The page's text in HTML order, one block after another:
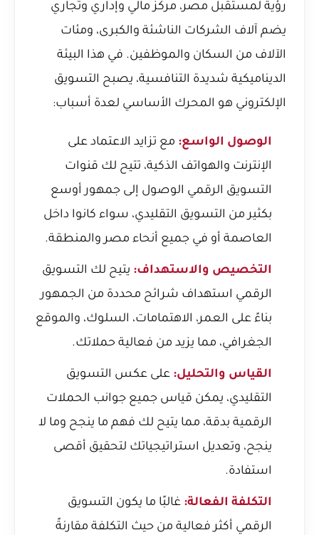
رؤية لمستقبل مصر، مركز مالي وإداري وتجاري
يضم آلاف الشركات الناشئة والكبرى، ومئات
الآلاف من السكان والموظفين. في هذا البيئة
الديناميكية شديدة التنافسية، يصبح التسويق
الإلكتروني هو المحرك الأساسي لعدة أسباب:
الوصول الواسع: مع تزايد الاعتماد على
الإنترنت والهواتف الذكية، تتيح لك قنوات
التسويق الرقمي الوصول إلى جمهور أوسع
بكثير من التسويق التقليدي، سواء كانوا داخل
العاصمة أو في جميع أنحاء مصر والمنطقة.
التخصيص والاستهداف: يتيح لك التسويق
الرقمي استهداف شرائح محددة من الجمهور
بناءً على العمر، الاهتمامات، السلوك، والموقع
الجغرافي، مما يزيد من فعالية حملاتك.
القياس والتحليل: على عكس التسويق
التقليدي، يمكن قياس جميع جوانب الحملات
الرقمية بدقة، مما يتيح لك فهم ما ينجح وما لا
ينجح، وتعديل استراتيجياتك لتحقيق أقصى
استفادة.
التكلفة الفعالة: غالبًا ما يكون التسويق
الرقمي أكثر فعالية من حيث التكلفة مقارنةً